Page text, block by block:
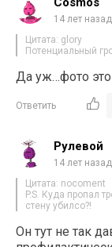
14 лет назад
Цитата: glory
Потенциальный
Да уж…фото
Ответить
Рулевой
14 лет назад
Цитата: nocoment
P.S. Куда пропал
стену убилсо?!
Он тут не так